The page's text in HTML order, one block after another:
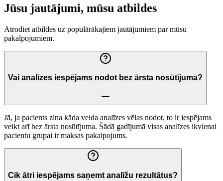
Jūsu jautājumi, mūsu atbildes
Atrodiet atbildes uz populārākajiem jautājumiem par mūsu
pakalpojumiem.
Vai analīzes iespējams nodot bez ārsta nosūtījuma?
Jā, ja pacients zina kāda veida analīzes vēlas nodot, to ir iespējams
veikt arī bez ārsta nosūtījuma. Šādā gadījumā visas analīzes ikvienai
pacientu grupai ir maksas pakalpojums.
Cik ātri iespējams saņemt analīžu rezultātus?